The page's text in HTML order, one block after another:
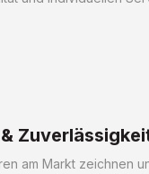
am Markt zeichnen